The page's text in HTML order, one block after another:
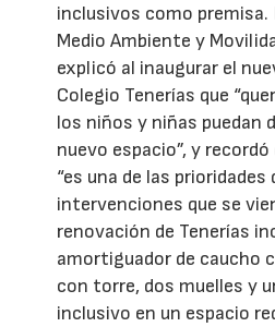
inclusivos como premisa.
Medio Ambiente y
explicó al inaugurar el
Colegio Tenerías que
los niños y niñas puedan
nuevo espacio”, y
“es una de las
intervenciones que se
renovación de Tenerías
amortiguador de caucho
con torre, dos muelles y
inclusivo en un espacio